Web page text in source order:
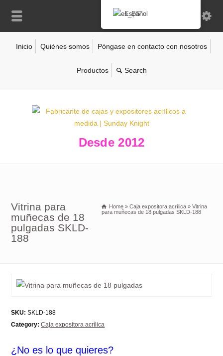
Inicio Quiénes somos Póngase en contacto con nosotros
Productos
Desde 2012
Vitrina para
muñecas de 18
pulgadas SKLD-
188
Home » Caja expositora acrílica » Vitrina
para muñecas de 18 pulgadas SKLD-188
SKU: SKLD-188
Category: Caja expositora acrílica
¿No es lo que quieres?
Español